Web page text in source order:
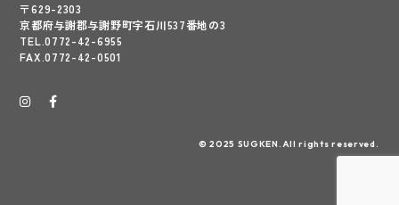
〒629-2303
京都府与謝郡与謝野町字石川537番地の3
TEL.0772-42-6955
FAX.0772-42-0501
© 2025 SUGKEN.All rights reserved.